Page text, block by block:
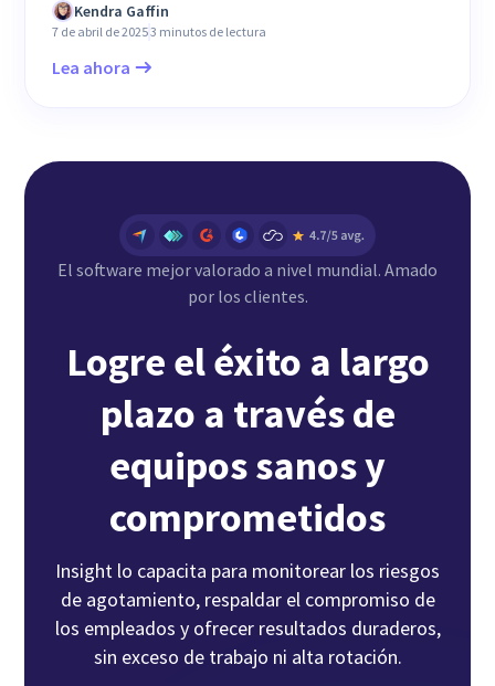
Kendra Gaffin
7 de abril de 20253 minutos de lectura
Lea ahora
El software mejor valorado a nivel mundial. Amado
por los clientes.
Logre el éxito a largo
plazo a través de
equipos sanos y
comprometidos
Insight lo capacita para monitorear los riesgos
de agotamiento, respaldar el compromiso de
los empleados y ofrecer resultados duraderos,
sin exceso de trabajo ni alta rotación.